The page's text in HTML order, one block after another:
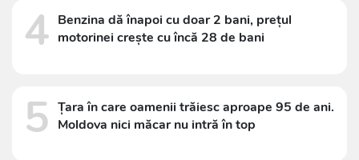
4 Benzina dă înapoi cu doar 2 bani, prețul
motorinei crește cu încă 28 de bani
5 Țara în care oamenii trăiesc aproape 95 de ani.
Moldova nici măcar nu intră în top